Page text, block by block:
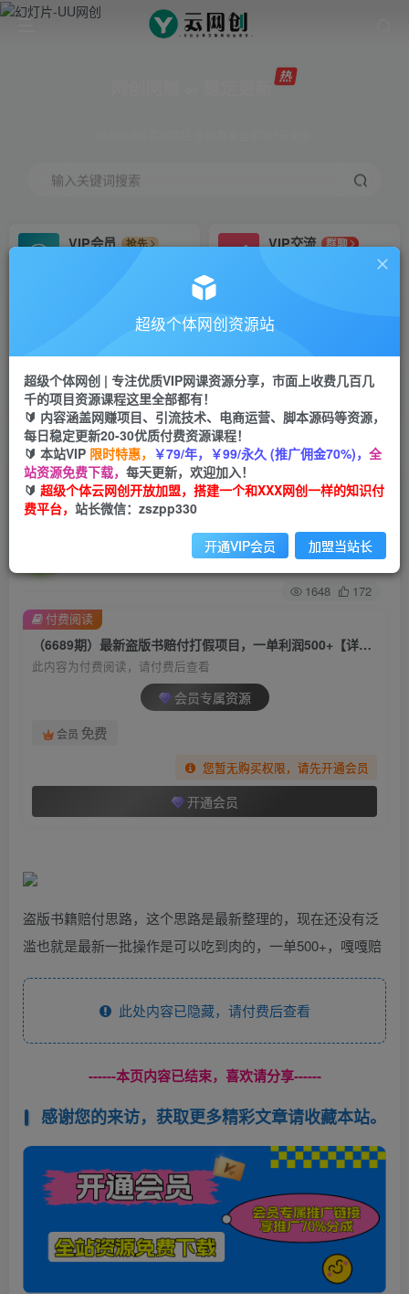
输入关键词搜索
VIP会员
抢先
VIP交流
群聊
研究探讨更多创业项目路子。
会员专属推广链接
招募站长
挂机
项目
脚本卡密
APP下载
GO
首页 创业课程 会员专属 正文
（6689期）最新盗版书赔付打假项目，一单利润
500+【详细玩法视频教程】
关注 私信
1648 172
（6689期）最新盗版书赔付打假项目，一单利润500+【详细玩法视频教程】
此内容为付费阅读，请付费后查看
会员专属资源
会员 免费
您暂无购买权限，请先开通会员
开通会员
付费阅读
盗版书籍赔付思路，这个思路是最新整理的，现在还没有泛
滥也就是最新一批操作是可以吃到肉的，一单500+，嘎嘎赔
此处内容已隐藏，请付费后查看
------本页内容已结束，喜欢请分享------
感谢您的来访，获取更多精彩文章请收藏本站。
超级个体网创资源站
超级个体网创 | 专注优质VIP网课资源分享，市面上收费几百几
千的项目资源课程这里全部都有！
🔰 内容涵盖网赚项目、引流技术、电商运营、脚本源码等资源，
每日稳定更新20-30优质付费资源课程！
🔰 本站VIP 限时特惠， ￥79/年，￥99/永久 (推广佣金70%)， 全
站资源免费下载， 每天更新，欢迎加入！
🔰 超级个体云网创开放加盟，搭建一个和XXX网创一样的知识付
费平台， 站长微信：zszpp330
开通VIP会员 加盟当站长